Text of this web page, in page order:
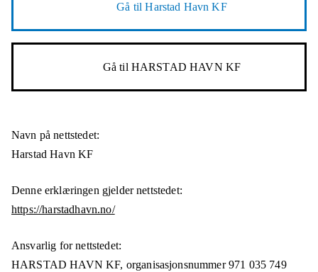
Gå tilHarstad Havn KF
Gå til HARSTAD HAVN KF
Navn på nettstedet:
Harstad Havn KF
Denne erklæringen gjelder nettstedet:
https://harstadhavn.no/
Ansvarlig for nettstedet:
HARSTAD HAVN KF, organisasjonsnummer 971 035 749